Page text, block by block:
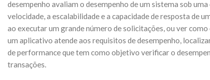
desempenho avaliam o desempenho de um sistema sob
velocidade, a escalabilidade e a capacidade de resposta de
ao executar um grande número de solicitações, ou ver
um aplicativo atende aos requisitos de desempenho,
de performance que tem como objetivo verificar o
transações.